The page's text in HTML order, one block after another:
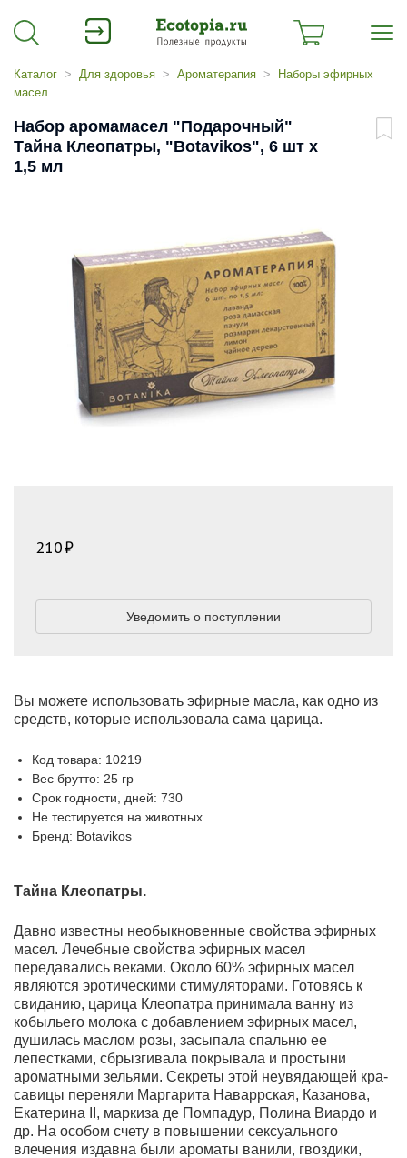
Каталог Для здоровья Ароматерапия
Наборы эфирных
масел
Набор аромамасел "Подарочный"
Тайна Клеопатры, "Botavikos", 6 шт x
1,5 мл
Вы можете использовать эфирные масла, как одно из
средств, которые использовала сама царица.
Код товара: 10219
Вес брутто: 25 гр
Срок годности, дней: 730
Не тестируется на животных
Бренд: Botavikos
210
Уведомить о поступлении
Тайна Клеопатры.
Давно известны необыкновенные свойства эфирных
масел. Лечебные свойства эфир­ных масел
передавались веками. Около 60% эфирных масел
являются эротическими стиму­ляторами. Готовясь к
свиданию, царица Клеопатра принимала ванну из
кобыльего молока с добавлением эфирных масел,
душилась маслом розы, засыпала спальню ее
лепестками, сбрызгивала покрывала и простыни
ароматными зельями. Секреты этой неувядающей кра­
савицы переняли Маргарита Наваррская, Казанова,
Екатерина II, маркиза де Помпадур, Полина Виардо и
др. На особом счету в повышении сексуального
влечения издавна были ароматы ванили, гвоздики,